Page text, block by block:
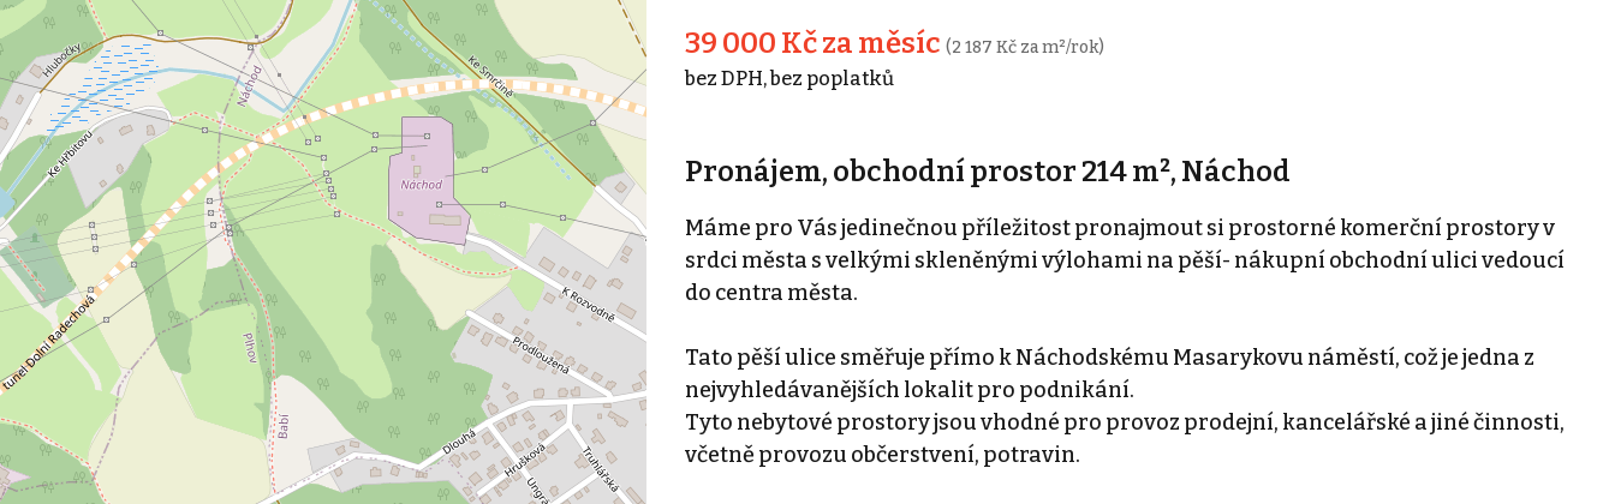
39 000 Kč za měsíc (2 187 Kč za m²/rok)
bez DPH, bez poplatků
Pronájem, obchodní prostor 214 m², Náchod
Máme pro Vás jedinečnou příležitost pronajmout si prostorné komerční prostory v
srdci města s velkými skleněnými výlohami na pěší- nákupní obchodní ulici vedoucí
do centra města.
Tato pěší ulice směřuje přímo k Náchodskému Masarykovu náměstí, což je jedna z
nejvyhledávanějších lokalit pro podnikání.
Tyto nebytové prostory jsou vhodné pro provoz prodejní, kancelářské a jiné činnosti,
včetně provozu občerstvení, potravin.